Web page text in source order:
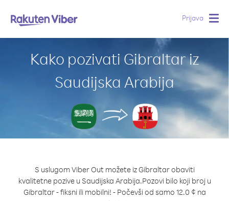
Prijava
Kako pozivati Gibraltar iz
Saudijska Arabija
S uslugom Viber Out možete iz Gibraltar obaviti
kvalitetne pozive u Saudijska Arabija.Pozovi bilo koji broj u
Gibraltar - fiksni ili mobilni! - Počevši od samo 12.0 ¢ na